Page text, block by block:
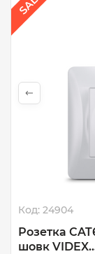
Код: 24904
Розетка
шовк